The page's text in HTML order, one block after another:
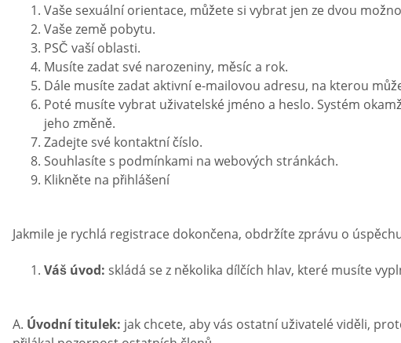
Vaše sexuální orientace, můžete si vybrat jen ze dvou
Vaše země pobytu.
PSČ vaší oblasti.
Musíte zadat své narozeniny, měsíc a rok.
Dále musíte zadat aktivní e-mailovou adresu, na kterou
Poté musíte vybrat uživatelské jméno a heslo. Systém
jeho změně.
Zadejte své kontaktní číslo.
Souhlasíte s podmínkami na webových stránkách.
Klikněte na přihlášení
Jakmile je rychlá registrace dokončena, obdržíte zprávu o
Váš úvod: skládá se z několika dílčích hlav, které musíte
A. Úvodní titulek: jak chcete, aby vás ostatní uživatelé viděli,